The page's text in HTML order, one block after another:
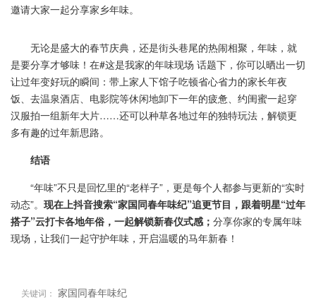
邀请大家一起分享家乡年味。
无论是盛大的春节庆典，还是街头巷尾的热闹相聚，年味，就
是要分享才够味！在#这是我家的年味现场 话题下，你可以晒出一切
让过年变好玩的瞬间：带上家人下馆子吃顿省心省力的家长年夜
饭、去温泉酒店、电影院等休闲地卸下一年的疲惫、约闺蜜一起穿
汉服拍一组新年大片……还可以种草各地过年的独特玩法，解锁更
多有趣的过年新思路。
结语
“年味”不只是回忆里的“老样子”，更是每个人都参与更新的“实时
动态”。 现在上抖音搜索“家国同春年味纪”追更节目，跟着明星“过年
搭子”云打卡各地年俗，一起解锁新春仪式感； 分享你家的专属年味
现场，让我们一起守护年味，开启温暖的马年新春！
关键词： 家国同春年味纪